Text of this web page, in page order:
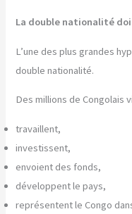
La double nationalité
L’une des plus grandes
double nationalité.
Des millions de Congolais
travaillent,
investissent,
envoient des fonds,
développent le pays,
représentent le Congo